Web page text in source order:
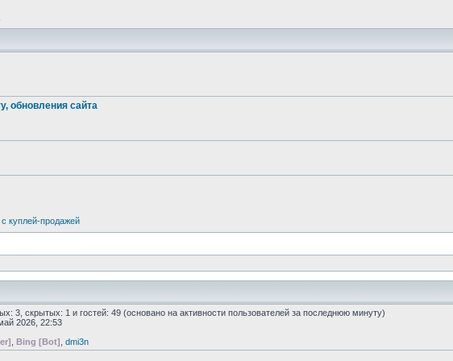
обновления сайта
куплей-продажей
3, скрытых: 1 и гостей: 49 (основано на активности пользователей за последнюю минуту)
2026, 22:53
Bing [Bot] dmi3n